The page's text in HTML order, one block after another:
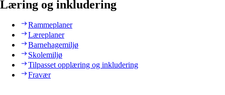
Læring og inkludering
Rammeplaner
Læreplaner
Barnehagemiljø
Skolemiljø
Tilpasset opplæring og inkludering
Fravær